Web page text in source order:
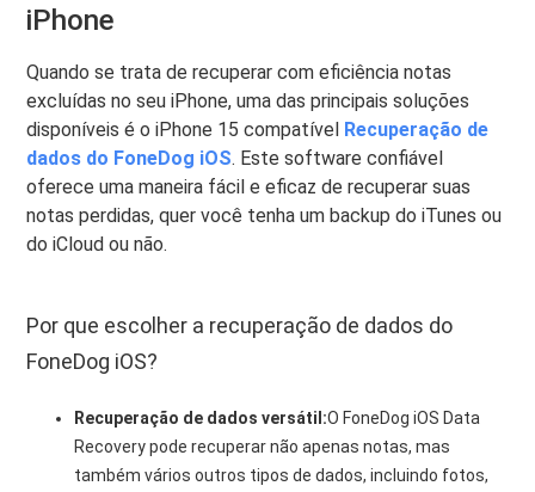
iPhone
Quando se trata de recuperar com eficiência notas
excluídas no seu iPhone, uma das principais soluções
disponíveis é o iPhone 15 compatível Recuperação de
dados do FoneDog iOS. Este software confiável
oferece uma maneira fácil e eficaz de recuperar suas
notas perdidas, quer você tenha um backup do iTunes ou
do iCloud ou não.
Por que escolher a recuperação de dados do
FoneDog iOS?
Recuperação de dados versátil:O FoneDog iOS Data
Recovery pode recuperar não apenas notas, mas
também vários outros tipos de dados, incluindo fotos,